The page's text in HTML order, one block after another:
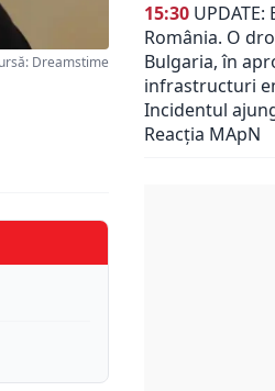
Dreamstime
15:30
România. O
Bulgaria, în
infrastructuri
Incidentul
Reacția MApN